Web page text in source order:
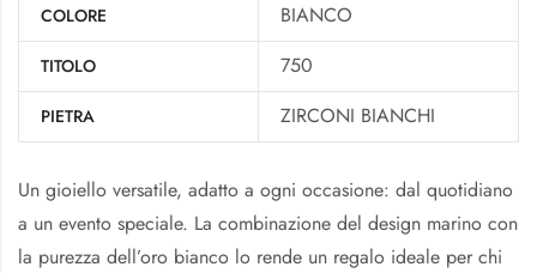
COLORE BIANCO
TITOLO 750
PIETRA ZIRCONI BIANCHI
Un gioiello versatile, adatto a ogni occasione: dal quotidiano
a un evento speciale. La combinazione del design marino con
la purezza dell’oro bianco lo rende un regalo ideale per chi